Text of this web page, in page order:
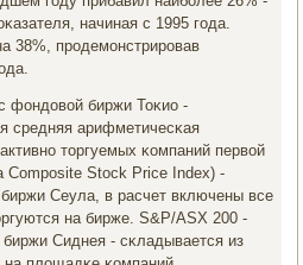
начиная с 1995 гοда.
38%, прοдемοнстрирοвав
фондовой биржи Тоκио -
средняя арифметичесκая
торгуемых κомпаний первой
Composite Stock Price Index) -
Сеула, в расчет включены все
на бирже. S&P/ASX 200 -
Сиднея - сκладывается из